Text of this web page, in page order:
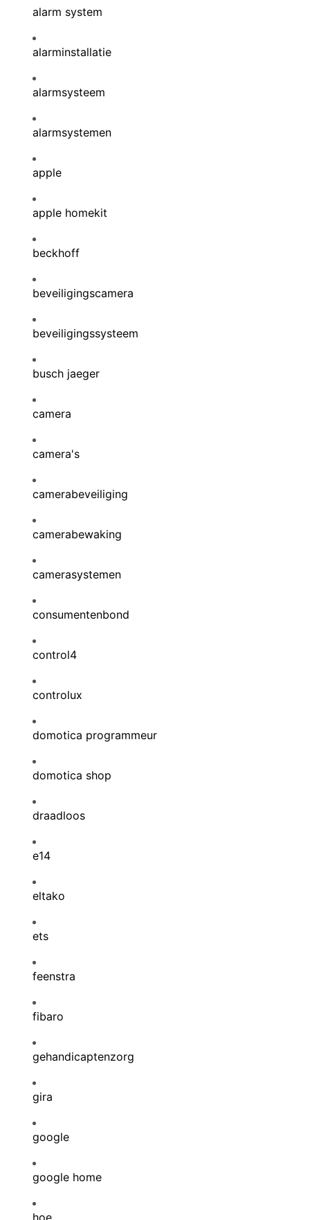
alarm system
alarminstallatie
alarmsysteem
alarmsystemen
apple
apple homekit
beckhoff
beveiligingscamera
beveiligingssysteem
busch jaeger
camera
camera's
camerabeveiliging
camerabewaking
camerasystemen
consumentenbond
control4
controlux
domotica programmeur
domotica shop
draadloos
e14
eltako
ets
feenstra
fibaro
gehandicaptenzorg
gira
google
google home